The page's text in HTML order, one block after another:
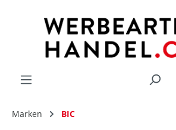
Marken BIC